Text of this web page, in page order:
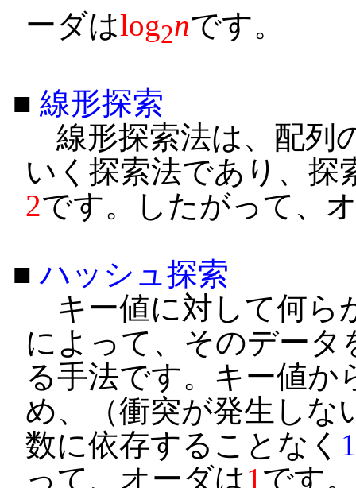
ーダはlog2nです。
■ 線形探索
線形探索法は、配列
いく探索法であり、探
2です。したがって、
■ハッシュ探索
キー値に対して何ら
によって、そのデータ
る手法です。キー値か
め、（衝突が発生しな
数に依存することなく 1
って、オーダは1 です。